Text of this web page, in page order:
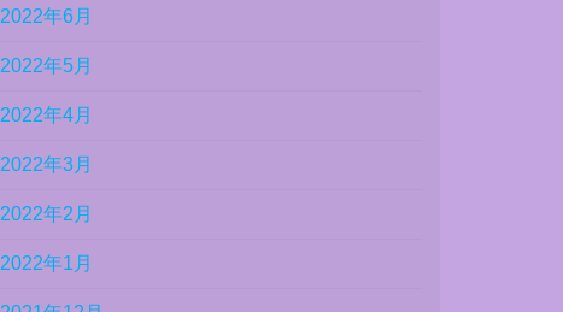
2022年6月
2022年5月
2022年4月
2022年3月
2022年2月
2022年1月